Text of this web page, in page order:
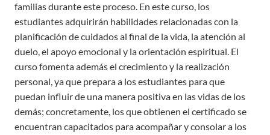
familias durante este proceso. En este curso, los
estudiantes adquirirán habilidades relacionadas con la
planificación de cuidados al final de la vida, la atención al
duelo, el apoyo emocional y la orientación espiritual. El
curso fomenta además el crecimiento y la realización
personal, ya que prepara a los estudiantes para que
puedan influir de una manera positiva en las vidas de los
demás; concretamente, los que obtienen el certificado se
encuentran capacitados para acompañar y consolar a los